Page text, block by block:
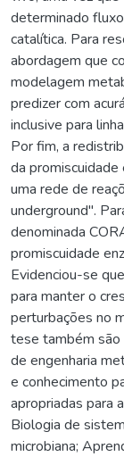
determinado
catalítica. Para
abordagem que
modelagem
predizer com
inclusive para
Por fim, a
da
uma rede de
underground".
denominada
promiscuidade
Evidenciou-se
para manter o
perturbações no
tese também são
de engenharia
e conhecimento
apropriadas para
Biologia de
microbiana;